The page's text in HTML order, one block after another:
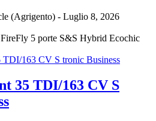
(Agrigento) - Luglio 8, 2026
5 porte S&S Hybrid Ecochic
35 TDI/163 CV S